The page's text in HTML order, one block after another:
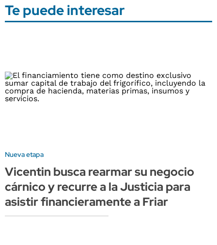
Te puede interesar
Nueva etapa
Vicentin busca rearmar su negocio
cárnico y recurre a la Justicia para
asistir financieramente a Friar